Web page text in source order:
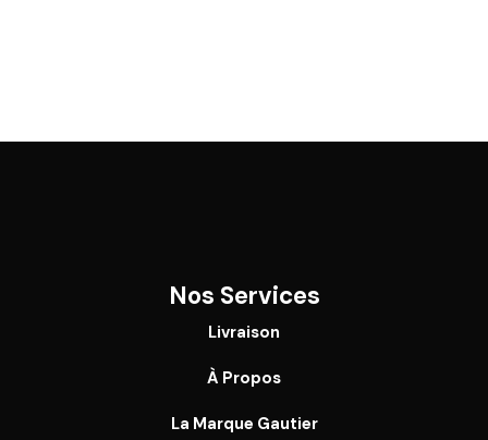
Nos Services
Livraison
À Propos
La Marque Gautier